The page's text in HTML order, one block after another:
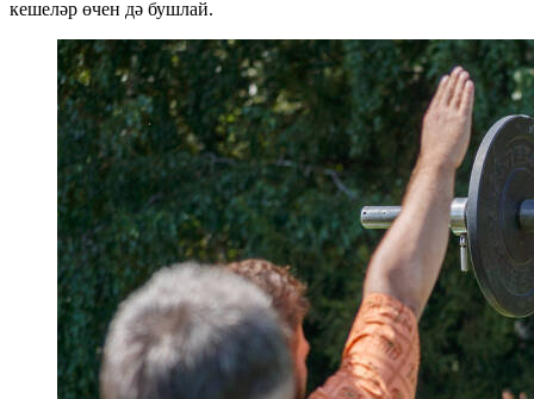
кешеләр өчен дә бушлай.